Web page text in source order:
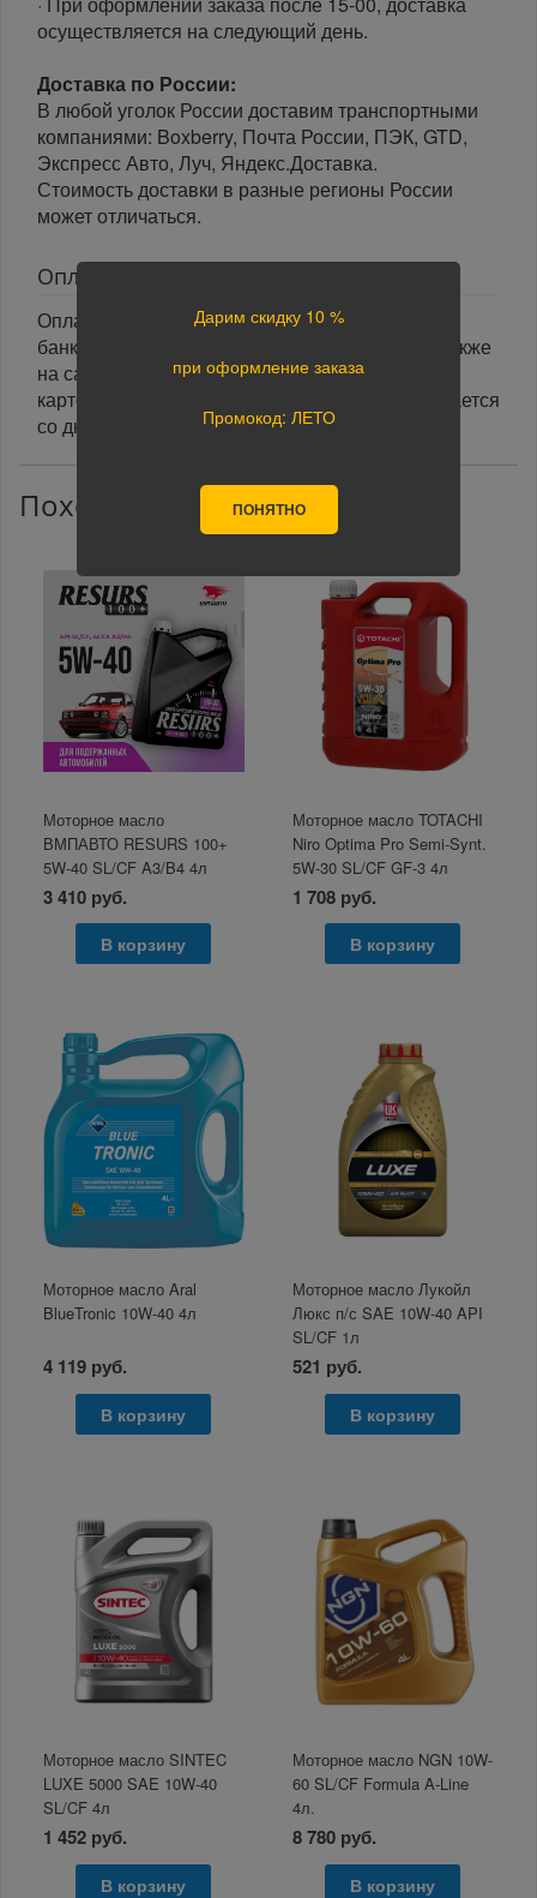
осуществляется на следующий день.
Доставка по России:
В любой уголок России доставим транспортными
компаниями: Boxberry, Почта России, ПЭК, GTD,
Экспресс Авто, Луч, Яндекс.Доставка.
Стоимость доставки в разные регионы России
может отличаться.
Оплата
Оплата заказа осуществляется наличными или
банковской картой курьеру при получении, а также
на сайте при оформлении заказа. При оплате
картой на сайте указанный срок доставки считается
со дня поступления оплаты.
Похожие товары
Моторное масло
ВМПАВТО RESURS 100+
5W-40 SL/CF A3/B4 4л
3 410 руб.
В корзину
Моторное масло TOTACHI
Niro Optima Pro Semi-Synt.
5W-30 SL/CF GF-3 4л
1 708 руб.
В корзину
Моторное масло Aral
BlueTronic 10W-40 4л
4 119 руб.
В корзину
Моторное масло Лукойл
Люкс п/с SAE 10W-40 API
SL/CF 1л
521 руб.
В корзину
Моторное масло SINTEC
LUXE 5000 SAE 10W-40
SL/CF 4л
1 452 руб.
В корзину
Моторное масло NGN 10W-
60 SL/CF Formula A-Line
4л.
8 780 руб.
В корзину
Дарим скидку 10 %
при оформление заказа
Промокод: ЛЕТО
ПОНЯТНО